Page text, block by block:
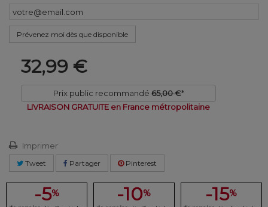
Prévenez moi dès que disponible
32,99 €
Prix public recommandé 65,00 €*
LIVRAISON GRATUITE en France métropolitaine
Imprimer
Tweet Partager Pinterest
-5% -10% -15%